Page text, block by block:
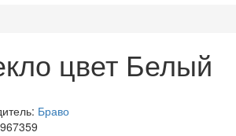
цвет Белый
Браво
967359